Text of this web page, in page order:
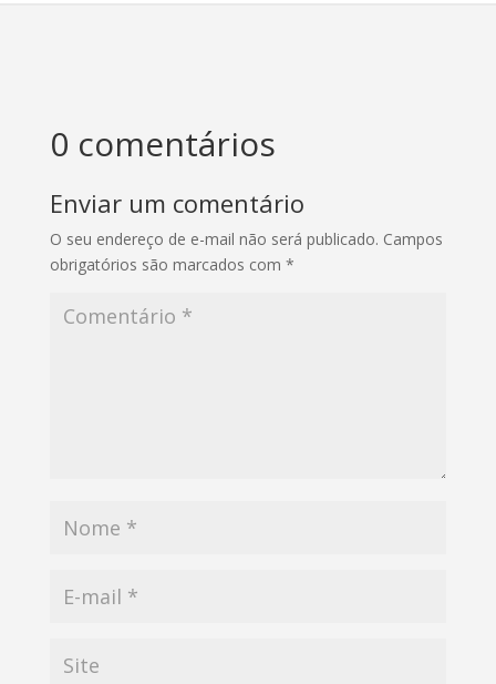
0 comentários
Enviar um comentário
O seu endereço de e-mail não será publicado. Campos
obrigatórios são marcados com *